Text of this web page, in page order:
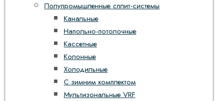
Полупромышленные сплит-системы
Канальные
Напольно-потолочные
Кассетные
Колонные
Холодильные
С зимним комплектом
Мультизональные VRF